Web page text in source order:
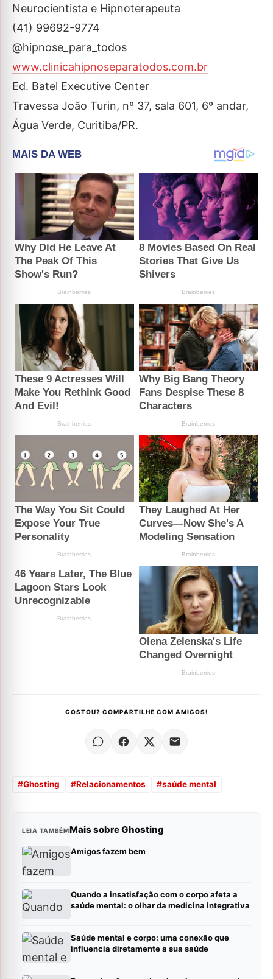
Neurocientista e Hipnoterapeuta
(41) 99692-9774
@hipnose_para_todos
www.clinicahipnoseparatodos.com.br
Ed. Batel Executive Center
Travessa João Turin, nº 37, sala 601, 6º andar,
Água Verde, Curitiba/PR.
GOSTOU? COMPARTILHE COM AMIGOS!
#Ghosting #Relacionamentos #saúde mental
LEIA TAMBÉMMais sobre Ghosting
Amigos fazem bem
Quando a insatisfação com o corpo afeta a
saúde mental: o olhar da medicina integrativa
Saúde mental e corpo: uma conexão que
influencia diretamente a sua saúde